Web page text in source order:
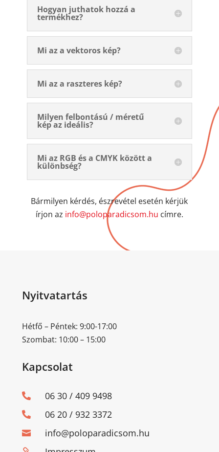
Hogyan juthatok hozzá a
termékhez?
Mi az a vektoros kép?
Mi az a raszteres kép?
Milyen felbontású / méretű
kép az ideális?
Mi az RGB és a CMYK között a
különbség?
Bármilyen kérdés, észrevétel esetén kérjük
írjon az info@poloparadicsom.hu címre.
Nyitvatartás
Hétfő – Péntek: 9:00-17:00
Szombat: 10:00 – 15:00
Kapcsolat
 06 30 / 409 9498
 06 20 / 932 3372
 info@poloparadicsom.hu